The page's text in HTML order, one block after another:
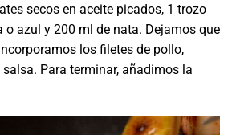
secos en aceite picados, 1 trozo
o azul y 200 ml de nata. Dejamos que
los filetes de pollo,
Para terminar, añadimos la